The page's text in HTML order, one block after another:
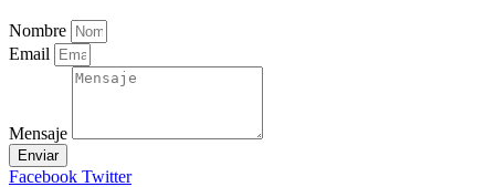
Nombre
Email
Mensaje
Enviar
Facebook Twitter